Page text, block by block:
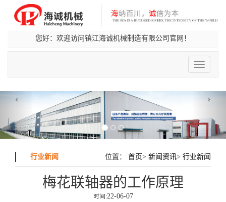
您好：欢迎访问镇江海诚机械制造有限公司官网！
切
换
‹ ›
行业新闻 位置： 首页> 新闻资讯> 行业新闻
梅花联轴器的工作原理
时间:22-06-07